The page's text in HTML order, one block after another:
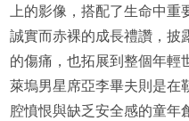
上的影像，搭配了生命中重
誠實而赤裸的成長禮讚，披
的傷痛，也拓展到整個年輕
萊塢男星席亞李畢夫則是在
腔憤恨與缺乏安全感的童年